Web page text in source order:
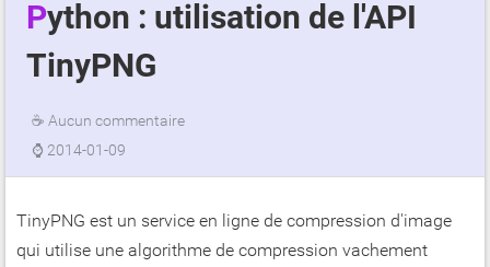
Python : utilisation de l'API
TinyPNG
☕ Aucun commentaire
⌚ 2014-01-09
TinyPNG est un service en ligne de compression d'image
qui utilise une algorithme de compression vachement